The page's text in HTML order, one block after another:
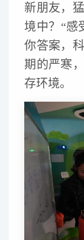
新朋友，
境中？“感
你答案，
期的严寒
存环境。